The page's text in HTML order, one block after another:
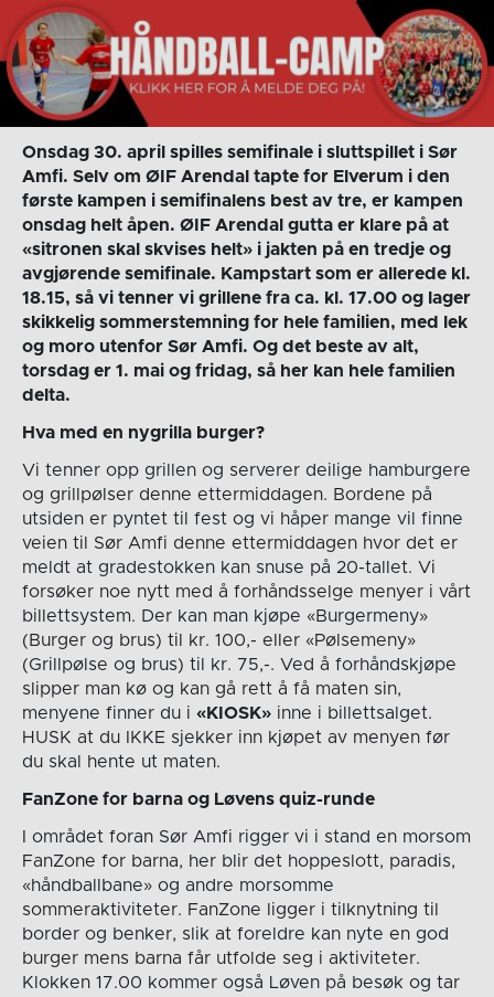
Onsdag 30. april spilles semifinale i sluttspillet i Sør
Amfi. Selv om ØIF Arendal tapte for Elverum i den
første kampen i semifinalens best av tre, er kampen
onsdag helt åpen. ØIF Arendal gutta er klare på at
«sitronen skal skvises helt» i jakten på en tredje og
avgjørende semifinale. Kampstart som er allerede kl.
18.15, så vi tenner vi grillene fra ca. kl. 17.00 og lager
skikkelig sommerstemning for hele familien, med lek
og moro utenfor Sør Amfi. Og det beste av alt,
torsdag er 1. mai og fridag, så her kan hele familien
delta.
Hva med en nygrilla burger?
Vi tenner opp grillen og serverer deilige hamburgere
og grillpølser denne ettermiddagen. Bordene på
utsiden er pyntet til fest og vi håper mange vil finne
veien til Sør Amfi denne ettermiddagen hvor det er
meldt at gradestokken kan snuse på 20-tallet. Vi
forsøker noe nytt med å forhåndsselge menyer i vårt
billettsystem. Der kan man kjøpe «Burgermeny»
(Burger og brus) til kr. 100,- eller «Pølsemeny»
(Grillpølse og brus) til kr. 75,-. Ved å forhåndskjøpe
slipper man kø og kan gå rett å få maten sin,
menyene finner du i «KIOSK»inne i billettsalget.
HUSK at du IKKE sjekker inn kjøpet av menyen før
du skal hente ut maten.
FanZone for barna og Løvens quiz-runde
I området foran Sør Amfi rigger vi i stand en morsom
FanZone for barna, her blir det hoppeslott, paradis,
«håndballbane» og andre morsomme
sommeraktiviteter. FanZone ligger i tilknytning til
border og benker, slik at foreldre kan nyte en god
burger mens barna får utfolde seg i aktiviteter.
Klokken 17.00 kommer også Løven på besøk og tar